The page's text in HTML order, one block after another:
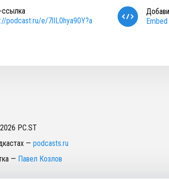
ссылка
podcast.ru/e/7lIL0hya90Y?a
2026 PC.ST
— podcasts.ru
— Павел Козлов